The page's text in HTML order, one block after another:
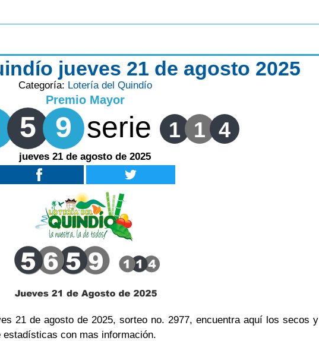
jueves 21 de agosto 2025
Categoría: Lotería del Quindío
Premio Mayor
5 9 serie 1 1 4
jueves 21 de agosto de 2025
21 de agosto de 2025, sorteo no. 2977, encuentra aquí los secos y
con mas información.